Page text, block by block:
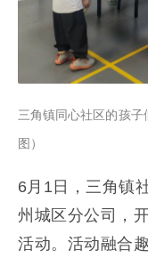
三角镇同心社区的孩子
图）
6月1日，三角镇
州城区分公司，
活动。活动融合